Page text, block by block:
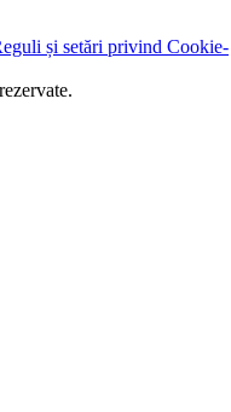
și setări privind Cookie-